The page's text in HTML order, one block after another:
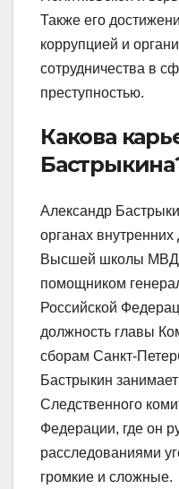
Также его
коррупцией и
сотрудничества в
преступностью.
Какова
Александр
органах
Высшей школы МВД
помощником
Российской
должность главы
сборам Санкт-
Бастрыкин
Следственного
Федерации, где он
расследованиями
громкие и сложные.